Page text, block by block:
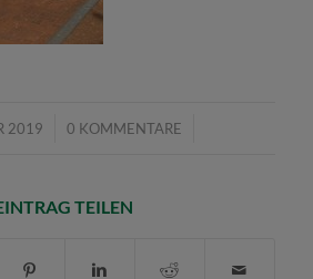
2019 0 KOMMENTARE
/
TEILEN